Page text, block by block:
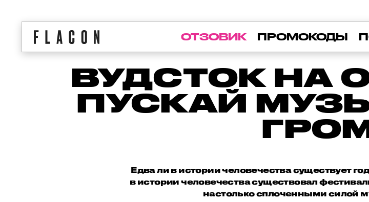
ОТЗОВИК ПРОМОКОДЫ
ВУДСТОК НА
ПУСКАЙ
Едва ли в истории человечества существует
в истории человечества существовал
настолько сплоченными силой